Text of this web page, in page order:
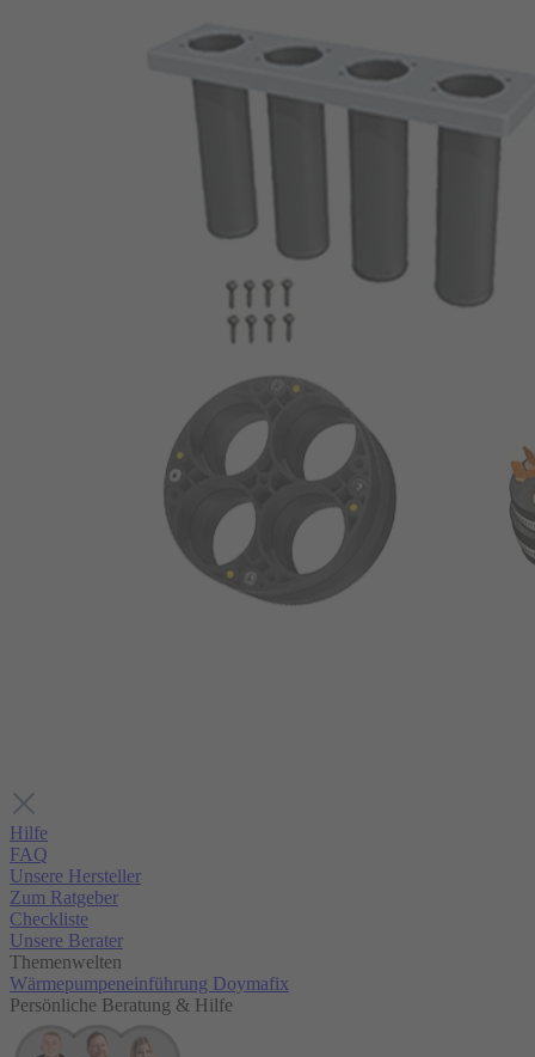
Hilfe
FAQ
Unsere Hersteller
Zum Ratgeber
Checkliste
Unsere Berater
Themenwelten
Wärmepumpeneinführung Doymafix
Persönliche Beratung & Hilfe